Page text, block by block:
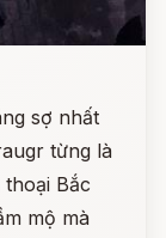
sợ nhất
từng là
Bắc
mộ mà